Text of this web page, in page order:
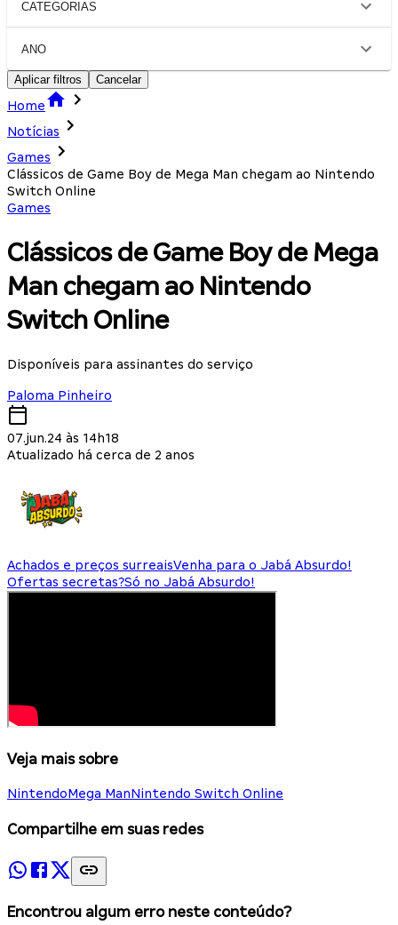
CATEGORIAS
ANO
Aplicar filtros Cancelar
Home
Notícias
Games
Clássicos de Game Boy de Mega Man chegam ao Nintendo
Switch Online
Games
Clássicos de Game Boy de Mega
Man chegam ao Nintendo
Switch Online
Disponíveis para assinantes do serviço
Paloma Pinheiro
07.jun.24 às 14h18
Atualizado há cerca de 2 anos
Achados e preços surreaisVenha para o Jabá Absurdo!
Ofertas secretas?Só no Jabá Absurdo!
Veja mais sobre
NintendoMega ManNintendo Switch Online
Compartilhe em suas redes
Encontrou algum erro neste conteúdo?